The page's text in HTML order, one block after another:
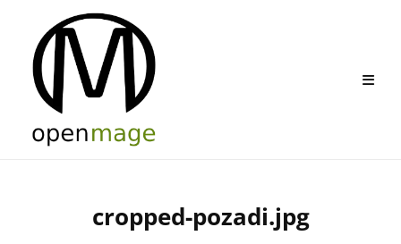
content
cropped-pozadi.jpg